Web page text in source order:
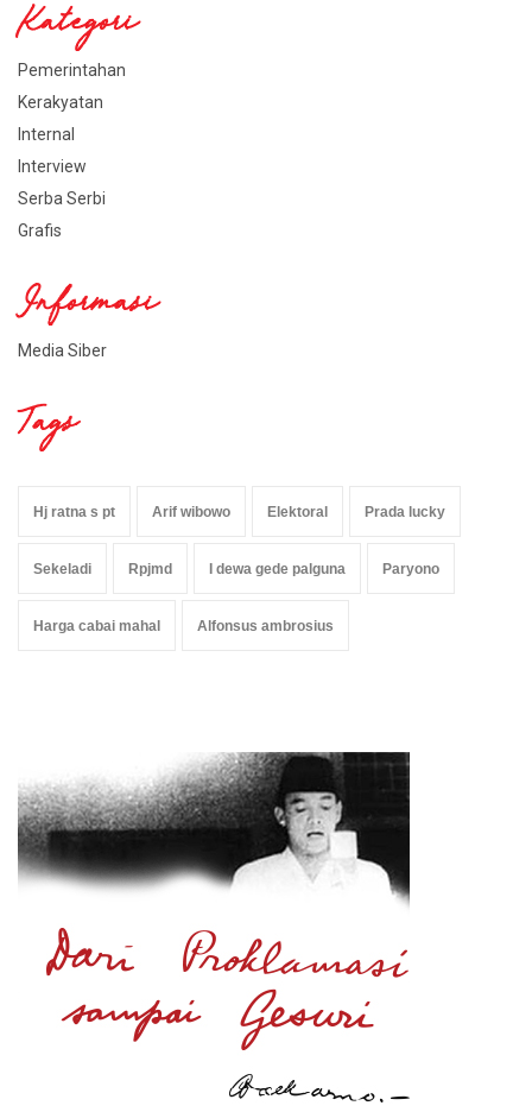
Kategori
Pemerintahan
Kerakyatan
Internal
Interview
Serba Serbi
Grafis
Informasi
Media Siber
Tags
Hj ratna s pt Arif wibowo Elektoral Prada lucky
Sekeladi Rpjmd I dewa gede palguna Paryono
Harga cabai mahal Alfonsus ambrosius